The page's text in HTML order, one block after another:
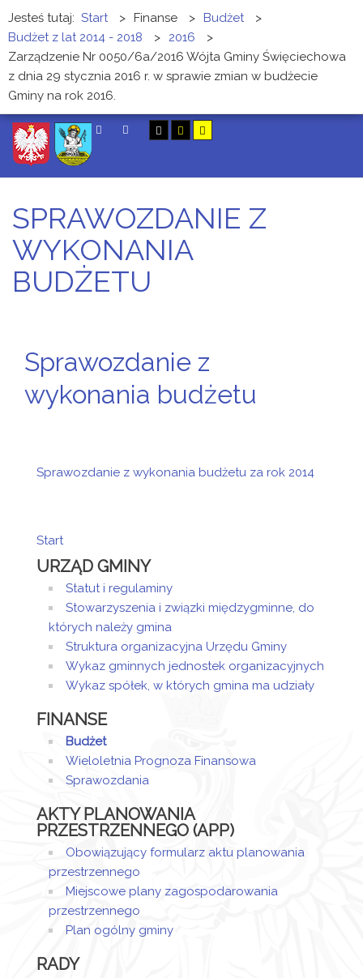
Jesteś tutaj: Start > Finanse > Budżet
>
Budżet z lat 2014 - 2018
> 2016
>
Zarządzenie Nr 0050/6a/2016 Wójta Gminy Święciechowa
z dnia 29 stycznia 2016 r. w sprawie zmian w budżecie
Gminy na rok 2016.
SPRAWOZDANIE Z
WYKONANIA
BUDŻETU
Sprawozdanie z
wykonania budżetu
Sprawozdanie z wykonania budżetu za rok 2014
Start
URZĄD GMINY
Statut i regulaminy
Stowarzyszenia i związki międzygminne, do
których należy gmina
Struktura organizacyjna Urzędu Gminy
Wykaz gminnych jednostek organizacyjnych
Wykaz spółek, w których gmina ma udziały
FINANSE
Budżet
Wieloletnia Prognoza Finansowa
Sprawozdania
AKTY PLANOWANIA
PRZESTRZENNEGO (APP)
Obowiązujący formularz aktu planowania
przestrzennego
Miejscowe plany zagospodarowania
przestrzennego
Plan ogólny gminy
RADY